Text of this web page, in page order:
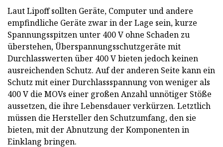
Laut Lipoff sollten Geräte, Computer und andere
empfindliche Geräte zwar in der Lage sein, kurze
Spannungsspitzen unter 400 V ohne Schaden zu
überstehen, Überspannungsschutzgeräte mit
Durchlasswerten über 400 V bieten jedoch keinen
ausreichenden Schutz. Auf der anderen Seite kann ein
Schutz mit einer Durchlassspannung von weniger als
400 V die MOVs einer großen Anzahl unnötiger Stöße
aussetzen, die ihre Lebensdauer verkürzen. Letztlich
müssen die Hersteller den Schutzumfang, den sie
bieten, mit der Abnutzung der Komponenten in
Einklang bringen.